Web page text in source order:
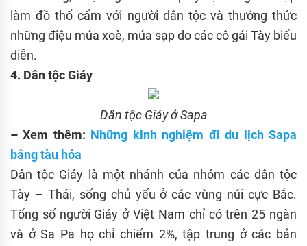
làm đồ thổ cẩm với người dân tộc và thưởng thức
những điệu múa xoè, múa sạp do các cô gái Tày biểu
diễn.
4. Dân tộc Giáy
Dân tộc Giáy ở Sapa
– Xem thêm: Những kinh nghiệm đi du l ịch Sapa
bằng tàu hỏa
Dân tộc Giáy là một nhánh của nhóm các dân tộc
Tày – Thái, sống chủ yếu ở các vùng núi cực Bắc.
Tổng số người Giáy ở Việt Nam chỉ có trên 25 ngàn
và ở Sa Pa họ chỉ chiếm 2%, tập trung ở các bản